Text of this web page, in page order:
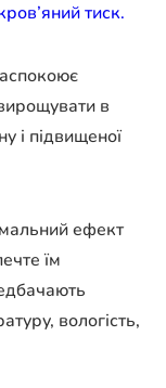
тиск.
в
і підвищеної
ефект
їм
вологість,